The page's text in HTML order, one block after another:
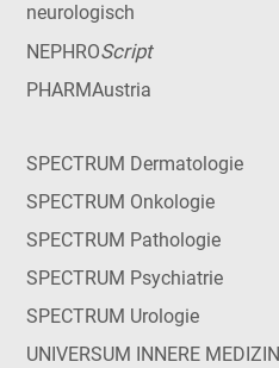
neurologisch
NEPHROScript
PHARMAustria
SPECTRUM Dermatologie
SPECTRUM Onkologie
SPECTRUM Pathologie
SPECTRUM Psychiatrie
SPECTRUM Urologie
UNIVERSUM INNERE MEDIZIN